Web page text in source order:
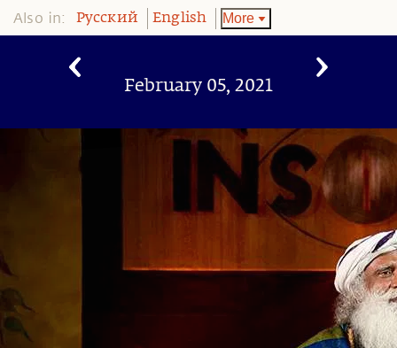
Also in: Pусский English More
February 05, 2021